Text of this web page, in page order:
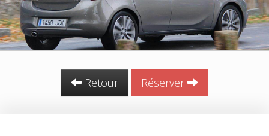
Retour Réserver